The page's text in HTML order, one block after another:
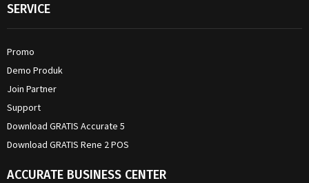
SERVICE
Promo
Demo Produk
Join Partner
Support
Download GRATIS Accurate 5
Download GRATIS Rene 2 POS
ACCURATE BUSINESS CENTER